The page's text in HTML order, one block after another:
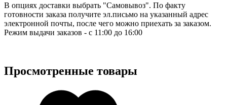
В опциях доставки выбрать "Самовывоз". По факту
готовности заказа получите эл.письмо на указанный адрес
электронной почты, после чего можно приехать за заказом.
Режим выдачи заказов - с 11:00 до 16:00
Просмотренные товары